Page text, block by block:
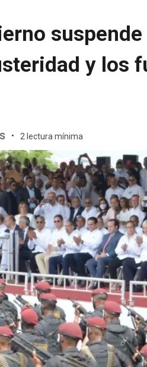
y los
2 lectura mínima